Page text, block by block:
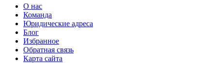
О нас
Команда
Юридические адреса
Блог
Избранное
Обратная связь
Карта сайта